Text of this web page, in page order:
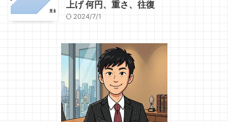
上げ 何円、重さ、往復
2024/7/1